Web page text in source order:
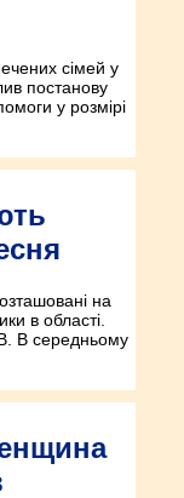
сімей у
постанову
у розмірі
на
в області.
В середньому